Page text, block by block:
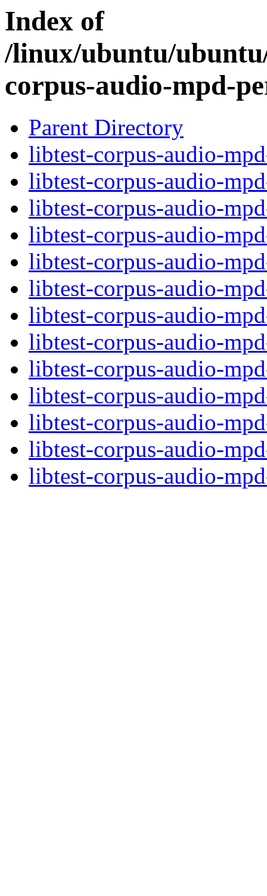
Index of
/linux/ubuntu/
corpus-audio-mpd-
Parent Directory
libtest-corpus-audio-
libtest-corpus-audio-
libtest-corpus-audio-
libtest-corpus-audio-
libtest-corpus-audio-
libtest-corpus-audio-
libtest-corpus-audio-
libtest-corpus-audio-
libtest-corpus-audio-
libtest-corpus-audio-
libtest-corpus-audio-
libtest-corpus-audio-
libtest-corpus-audio-